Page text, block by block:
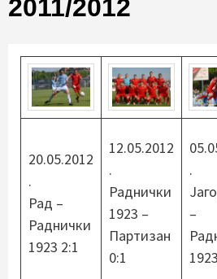
2011/2012
20.05.2012
.
Рад –
Раднички
1923 2:1
12.05.2012
.
Раднички
1923 –
Партизан
0:1
.
–